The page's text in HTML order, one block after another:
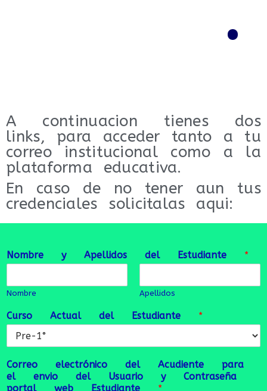
Menú
A continuacion tienes dos
links, para acceder tanto a tu
correo institucional como a la
plataforma educativa.
En caso de no tener aun tus
credenciales solicitalas aqui:
Nombre y Apellidos del Estudiante *
Nombre Apellidos
Curso Actual del Estudiante *
Correo electrónico del Acudiente para
el envio del Usuario y Contraseña
portal web Estudiante *